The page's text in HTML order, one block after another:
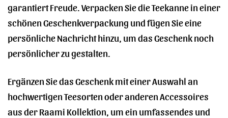
garantiert Freude. Verpacken Sie die Teekanne in einer
schönen Geschenkverpackung und fügen Sie eine
persönliche Nachricht hinzu, um das Geschenk noch
persönlicher zu gestalten.
Ergänzen Sie das Geschenk mit einer Auswahl an
hochwertigen Teesorten oder anderen Accessoires
aus der Raami Kollektion, um ein umfassendes und